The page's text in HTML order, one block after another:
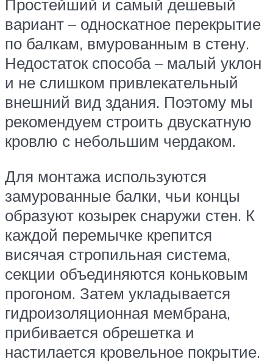
Простейший и самый дешевый
вариант – односкатное перекрытие
по балкам, вмурованным в стену.
Недостаток способа – малый уклон
и не слишком привлекательный
внешний вид здания. Поэтому мы
рекомендуем строить двускатную
кровлю с небольшим чердаком.
Для монтажа используются
замурованные балки, чьи концы
образуют козырек снаружи стен. К
каждой перемычке крепится
висячая стропильная система,
секции объединяются коньковым
прогоном. Затем укладывается
гидроизоляционная мембрана,
прибивается обрешетка и
настилается кровельное покрытие.